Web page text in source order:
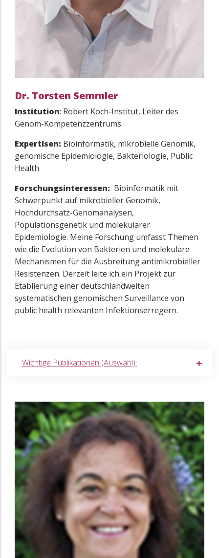
Dr. Torsten Semmler
Institution: Robert Koch-Institut, Leiter des
Genom-Kompetenzzentrums
Expertisen: Bioinformatik, mikrobielle Genomik,
genomische Epidemiologie, Bakteriologie, Public
Health
Forschungsinteressen: Bioinformatik mit
Schwerpunkt auf mikrobieller Genomik,
Hochdurchsatz-Genomanalysen,
Populationsgenetik und molekularer
Epidemiologie. Meine Forschung umfasst Themen
wie die Evolution von Bakterien und molekulare
Mechanismen für die Ausbreitung antimikrobieller
Resistenzen. Derzeit leite ich ein Projekt zur
Etablierung einer deutschlandweiten
systematischen genomischen Surveillance von
public health relevanten Infektionserregern.
Wichtige Publikationen (Auswahl):